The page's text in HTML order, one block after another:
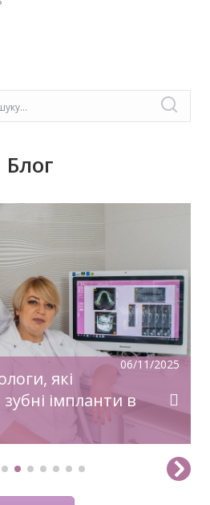
Блог
06/11/2025
які
імпланти в
метушні, коли купуються
оселі, бажаємо
настрою, гармонії, радості!
рік дарує дива й
заповітного!З Новим Роком!